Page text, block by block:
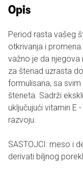
Opis
Period rasta vašeg
otkrivanja i
važno je da
za štenad uzrasta
formulisana, sa
šteneta. Sadrži
uključujući vitamin E
razvoju.
SASTOJCI: meso i
derivati biljnog